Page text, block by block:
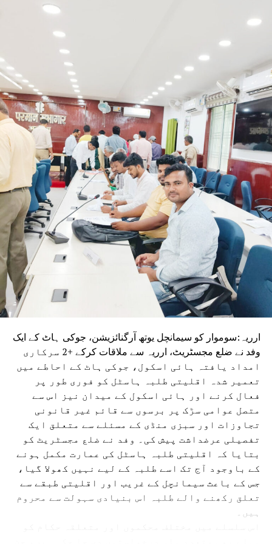
نظر آئے گی۔‘‘وہیں پرشانت کشور نے آج بھارتیہ
جنتا پارٹی (بی جے پی) کی اعلیٰ قیادت سے بہار کے
لیے ایک “اہل، ایماندار اور ترقی پسند” شخص کو
وزیر اعلیٰ مقرر کرنے کی اپیل کی۔ مسٹر کشور نے
دعویٰ کیا کہ بانکی پور اسمبلی ضمنی انتخاب کے
نتائج نے ریاست کی قیادت میں تبدیلی کے لیے عوام
کی خواہش کو واضح کر دیا ہے۔
انہوں نے بانکی پور ضمنی انتخاب میں جیت کی طرف بڑھتے
ہوئے گنتی مرکز کے باہر نامہ نگاروں سے بات چیت کرتے ہوئے
کہا کہ عوام نے نیشنل ڈیموکریٹک الائنس (این ڈی اے) کو 202
ایم ایل ایز کا مینڈیٹ دیا تھا۔ انہوں نے کہا کہ اب بی جے پی کی
ذمہ داری ہے کہ وہ بہار کی قیادت کسی ایسے شخص کے
سپرد کرے جس کا عکس بے داغ ہو اور جو تعلیم، روزگار اور گڈ
گورننس کو یقینی بنانے کے ساتھ ساتھ ہجرت (مائگریشن) کو
روک سکے۔
مسٹر کشور نے کہا کہ بہار کو ایک ایسے اچھے اور اہل وزیر
اعلیٰ کی ضرورت ہے جو معیاری تعلیم فراہم کرے، روزگار کے
مواقع پیدا کرے اور بہاریوں کے وقار کو بحال کرے۔انہوں نے
کسی متبادل لیڈر کا نام لیے بغیر کہا کہ ان کی مخالفت کسی
فرد یا پارٹی سے نہیں بلکہ’’کمزور قیادت‘‘سے ہے۔ وزیر اعلیٰ
مسٹر چودھری کا نام لیے بغیر ان کی طرف اشارہ کرتے ہوئے
انہوں نے الزام لگایا کہ ان سے لوگ اچھی طرح واقف ہیں اور
گا۔
ارریہ:سوموار کو سیمانچل یوتھ آرگنائزیشن، جوکی ہاٹ کے ایک
وفد نے ضلع مجسٹریٹ، ارریہ سے ملاقات کرکے +2 سرکاری
امداد یافتہ ہائی اسکول، جوکی ہاٹ کے احاطے میں
تعمیر شدہ اقلیتی طلبہ ہاسٹل کو فوری طور پر
فعال کرنے اور ہائی اسکول کے میدان نیز اس سے
متصل عوامی سڑک پر برسوں سے قائم غیر قانونی
تجاوزات اور سبزی منڈی کے مسئلے سے متعلق ایک
تفصیلی عرضداشت پیش کی۔ وفد نے ضلع مجسٹریٹ کو
بتایا کہ اقلیتی طلبہ ہاسٹل کی عمارت مکمل ہونے
کے باوجود آج تک اسے طلبہ کے لیے نہیں کھولا گیا،
جس کے باعث سیمانچل کے غریب اور اقلیتی طبقے سے
تعلق رکھنے والے طلبہ اس بنیادی سہولت سے محروم
ہیں۔